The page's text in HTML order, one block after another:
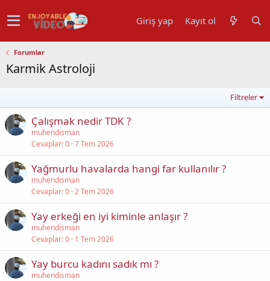
Giriş yap Kayıt ol
Forumlar
Karmik Astroloji
Filtreler
Çalışmak nedir TDK ?
muhendisman
Cevaplar 0 7 Tem 2026
Yağmurlu havalarda hangi far kullanılır ?
muhendisman
Cevaplar 0 2 Tem 2026
Yay erkeği en iyi kiminle anlaşır ?
muhendisman
Cevaplar 0 1 Tem 2026
Yay burcu kadını sadık mı ?
muhendisman